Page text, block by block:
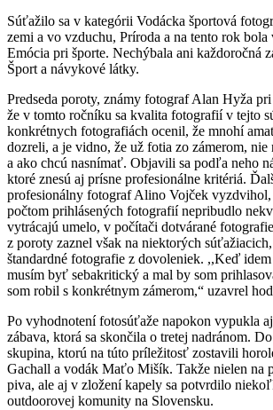
Súťažilo sa v kategórii Vodácka športová
zemi a vo vzduchu, Príroda a na tento rok bola
Emócia pri športe. Nechýbala ani každoročná
Šport a návykové látky.
Predseda poroty, známy fotograf Alan Hyža
že v tomto ročníku sa kvalita fotografií v tejto
konkrétnych fotografiách ocenil, že mnohí
dozreli, a je vidno, že už fotia zo zámerom, nie
a ako chcú nasnímať. Objavili sa podľa neho
ktoré znesú aj prísne profesionálne kritériá.
profesionálny fotograf Alino Vojček
počtom prihlásených fotografií nepribudlo
vytrácajú umelo, v počítači dotvárané
z poroty zaznel však na niektorých
štandardné fotografie z dovoleniek. ,,Keď
musím byť sebakritický a mal by som
som robil s konkrétnym zámerom,“ uzavrel
Po vyhodnotení fotosúťaže napokon vypukla
zábava, ktorá sa skončila o tretej nadránom.
skupina, ktorú na túto príležitosť zostavili
Gachall a vodák Maťo Mišík. Takže nielen na
piva, ale aj v zložení kapely sa potvrdilo
outdoorovej komunity na Slovensku.